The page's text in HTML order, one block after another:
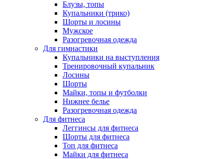
Блузы, топы
Купальники (трико)
Шорты и лосины
Мужское
Разогревочная одежда
Для гимнастики
Купальники на выступления
Тренировочный купальник
Лосины
Шорты
Майки, топы и футболки
Нижнее белье
Разогревочная одежда
Для фитнеса
Леггинсы для фитнеса
Шорты для фитнеса
Топ для фитнеса
Майки для фитнеса